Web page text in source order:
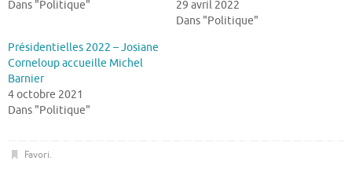
Dans "Politique"
29 avril 2022
Dans "Politique"
Présidentielles 2022 – Josiane
Corneloup accueille Michel
Barnier
4 octobre 2021
Dans "Politique"
Favori.